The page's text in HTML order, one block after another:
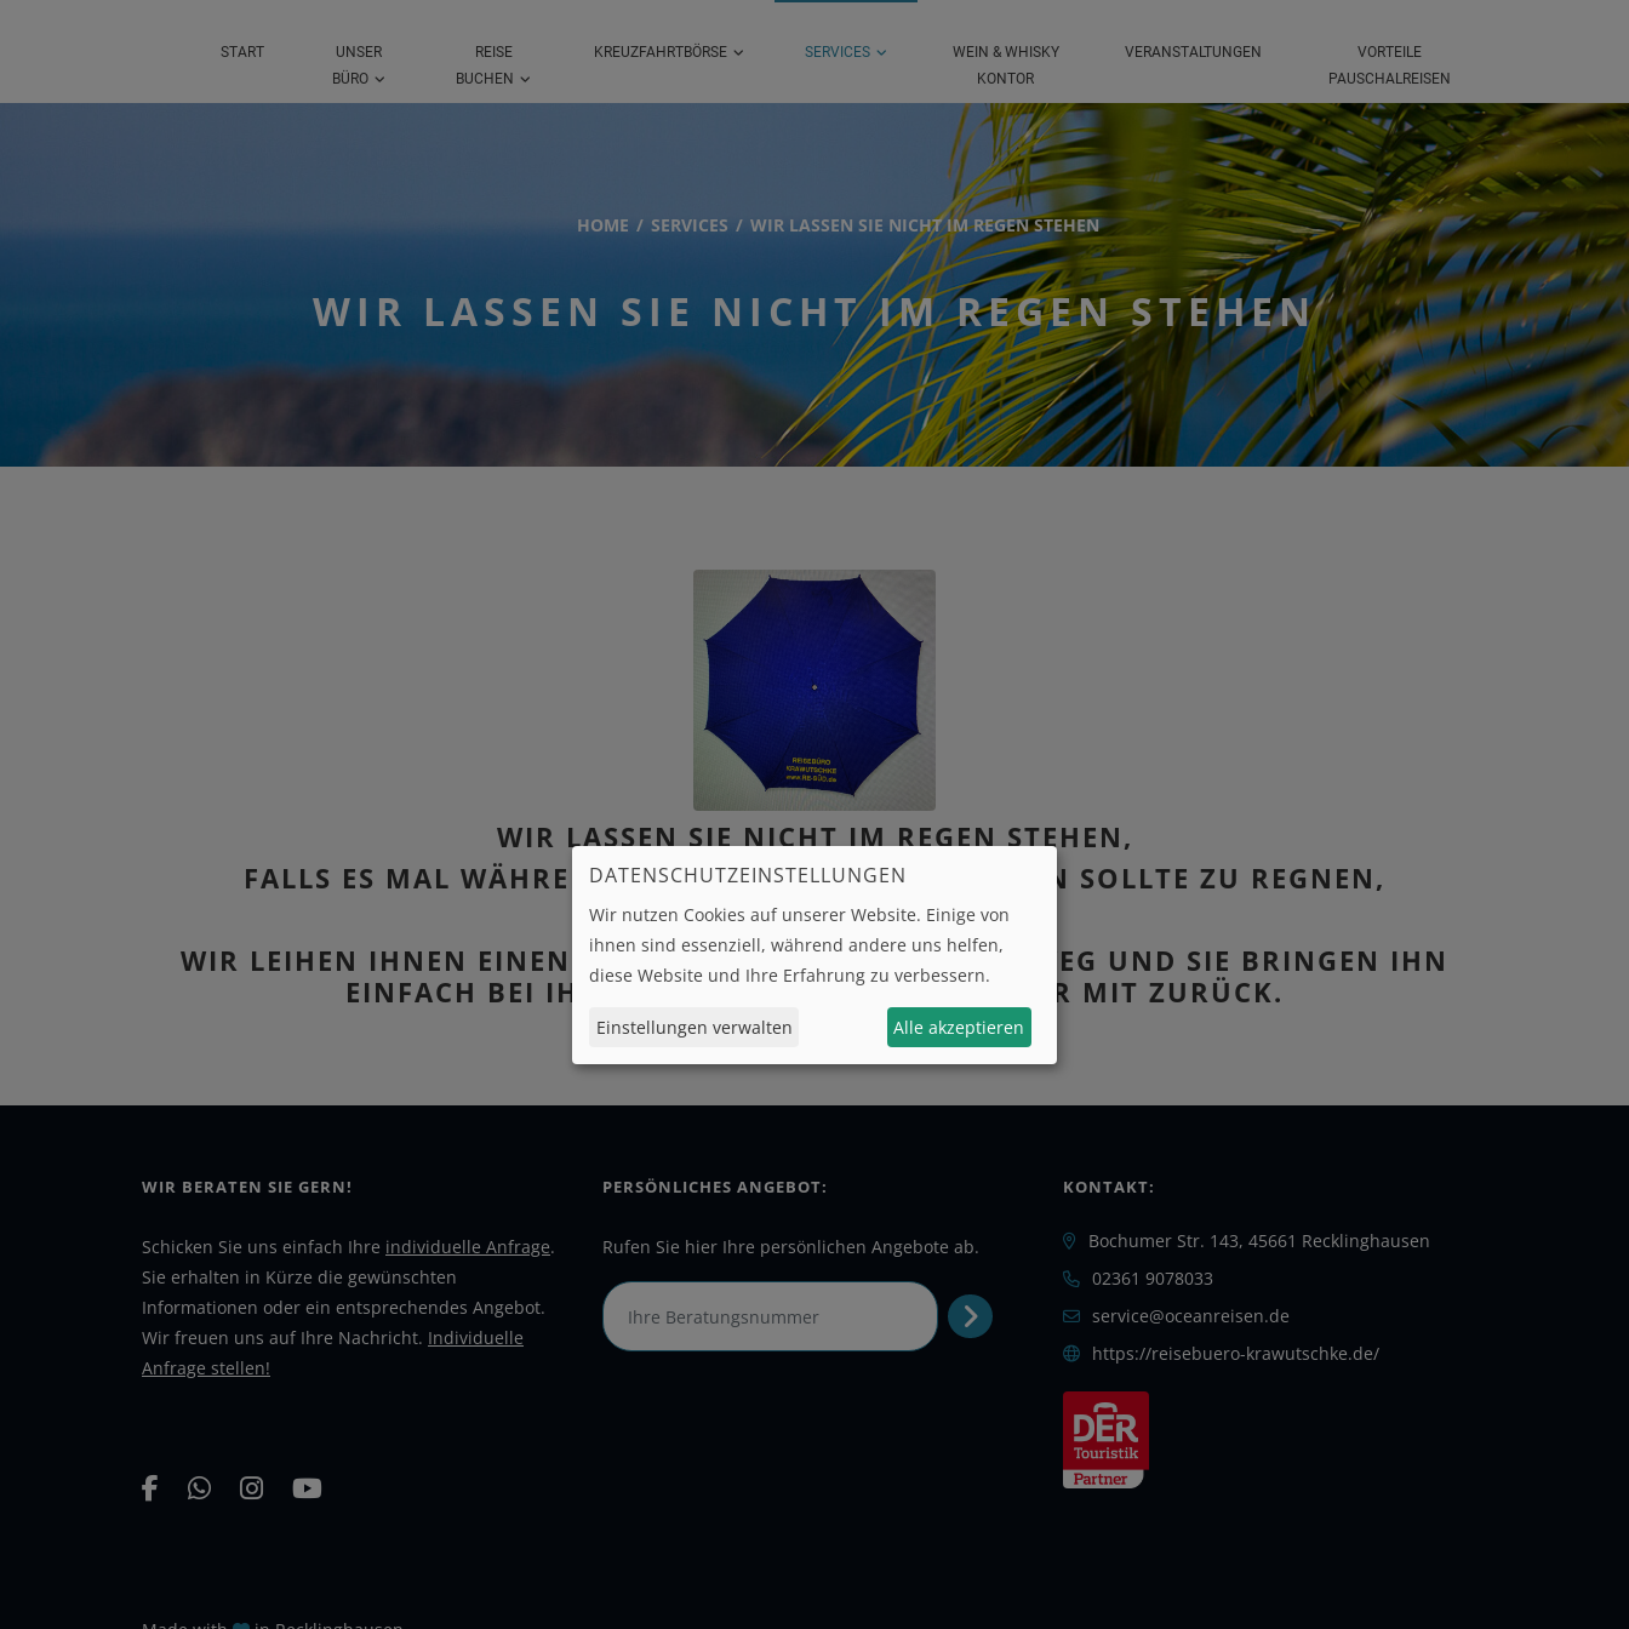
START
UNSER
BÜRO
REISE
BUCHEN
KREUZFAHRTBÖRSE SERVICES
WEIN & WHISKY
KONTOR
VERANSTALTUNGEN
VORTEILE
PAUSCHALREISEN
HOME SERVICES WIR LASSEN SIE NICHT IM REGEN STEHEN
WIR LASSEN SIE NICHT IM REGEN STEHEN
WIR LASSEN SIE NICHT IM REGEN STEHEN,
FALLS ES MAL WÄHREND EINER BERATUNG ANFANGEN SOLLTE ZU REGNEN,
KEIN PROBLEM.
WIR LEIHEN IHNEN EINEN REGENSCHIRM FÜR DEN HEIMWEG UND SIE BRINGEN IHN
EINFACH BEI IHREM NÄCHSTEN BESUCH WIEDER MIT ZURÜCK.
WIR BERATEN SIE GERN!
Schicken Sie uns einfach Ihre individuelle Anfrage.
Sie erhalten in Kürze die gewünschten
Informationen oder ein entsprechendes Angebot.
Wir freuen uns auf Ihre Nachricht. Individuelle
Anfrage stellen!
PERSÖNLICHES ANGEBOT:
Rufen Sie hier Ihre persönlichen Angebote ab.
KONTAKT:
Bochumer Str. 143, 45661 Recklinghausen
02361 9078033
service@oceanreisen.de
https://reisebuero-krawutschke.de/
DATENSCHUTZEINSTELLUNGEN
Wir nutzen Cookies auf unserer Website. Einige von
ihnen sind essenziell, während andere uns helfen,
diese Website und Ihre Erfahrung zu verbessern.
Einstellungen verwalten Alle akzeptieren